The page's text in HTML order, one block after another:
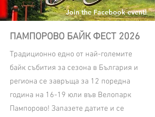
Join the Facebook event!
ПАМПОРОВО БАЙК ФЕСТ 2026
Традиционно едно от най-големите
байк събития за сезона в България и
региона се завръща за 12 поредна
година на 16-19 юли във Велопарк
Пампорово! Запазете датите и се